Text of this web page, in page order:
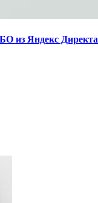
из Яндекс Директа